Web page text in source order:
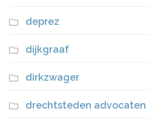
deprez
dijkgraaf
dirkzwager
drechtsteden advocaten